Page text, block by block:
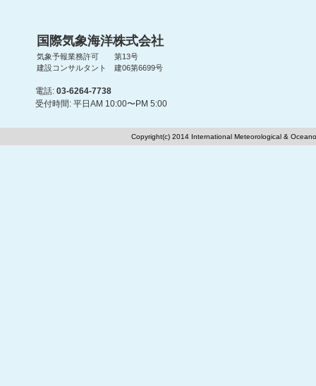
国際気象海洋株式会社
気象予報業務許可 第13号
建設コンサルタント 建06第6699号
電話: 03-6264-7738
受付時間: 平日AM 10:00〜PM 5:00
Copyright(c) 2014 International Meteorological &